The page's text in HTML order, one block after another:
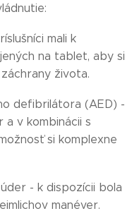
mali k
na tablet, aby si
života.
defibrilátora (AED) -
v kombinácii s
si komplexne
- k dispozícii bola
manéver.